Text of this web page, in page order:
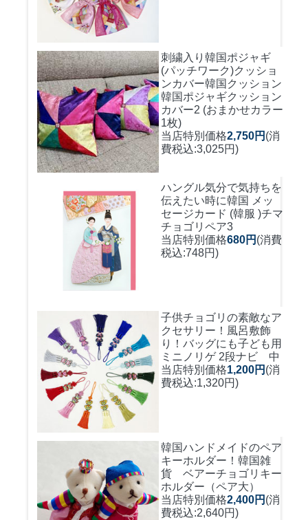
刺繍入り韓国ポジャギ
(パッチワーク)クッショ
ンカバー韓国クッション
韓国ポジャギクッション
カバー2 (おまかせカラー
1枚)
当店特別価格2,750円 (消
費税込:3,025円)
ハングル気分で気持ちを
伝えたい時に韓国 メッ
セージカード (韓服 )チマ
チョゴリペア3
当店特別価格680円 (消費
税込:748円)
子供チョゴリの素敵なア
クセサリー！風呂敷飾
り！バッグにも子ども用
ミニノリゲ 2段ナビ 中
当店特別価格1,200円 (消
費税込:1,320円)
韓国ハンドメイドのペア
キーホルダー！ 韓国雑
貨 ベアーチョゴリキー
ホルダー（ペア大）
当店特別価格2,400円 (消
費税込:2,640円)